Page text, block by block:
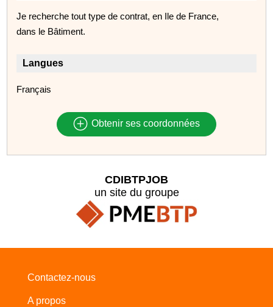
Je recherche tout type de contrat, en Ile de France,
dans le Bâtiment.
Langues
Français
Obtenir ses coordonnées
CDIBTPJOB
un site du groupe
Contactez-nous
A propos